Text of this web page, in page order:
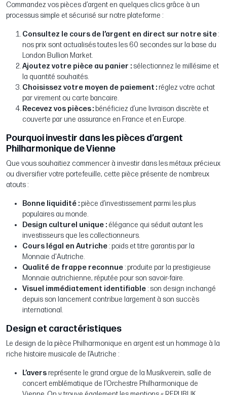
Commandez vos pièces d’argent en quelques clics grâce à un
processus simple et sécurisé sur notre plateforme :
Consultez le cours de l’argent en direct sur notre site:
nos prix sont actualisés toutes les 60 secondes sur la base du
London Bullion Market.
Ajoutez votre pièce au panier : sélectionnez le millésime et
la quantité souhaités.
Choisissez votre moyen de paiement :réglez votre achat
par virement ou carte bancaire.
Recevez vos pièces :bénéficiez d’une livraison discrète et
couverte par une assurance en France et en Europe.
Pourquoi investir dans les pièces d’argent
Philharmonique de Vienne
Que vous souhaitiez commencer à investir dans les métaux précieux
ou diversifier votre portefeuille, cette pièce présente de nombreux
atouts :
Bonne liquidité :pièce d’investissement parmi les plus
populaires au monde.
Design culturel unique : élégance qui séduit autant les
investisseurs que les collectionneurs.
Cours légal en Autriche : poids et titre garantis par la
Monnaie d'Autriche.
Qualité de frappe reconnue : produite par la prestigieuse
Monnaie autrichienne, réputée pour son savoir-faire.
Visuel immédiatement identifiable : son design inchangé
depuis son lancement contribue largement à son succès
international.
Design et caractéristiques
Le design de la pièce Philharmonique en argent est un hommage à la
riche histoire musicale de l’Autriche :
L’aversreprésente le grand orgue de la Musikverein, salle de
concert emblématique de l’Orchestre Philharmonique de